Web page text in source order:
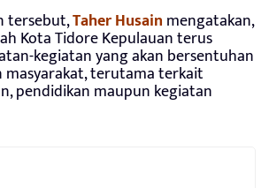
tersebut,Taher Husain mengatakan,
Kota Tidore Kepulauan terus
kegiatan yang akan bersentuhan
masyarakat, terutama terkait
pendidikan maupun kegiatan